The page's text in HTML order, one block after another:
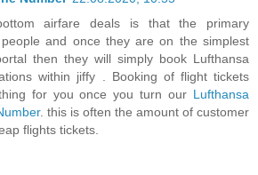
airfare deals is that the primary
and once they are on the simplest
then they will simply book Lufthansa
within jiffy . Booking of flight tickets
for you once you turn our Lufthansa
. this is often the amount of customer
flights tickets.